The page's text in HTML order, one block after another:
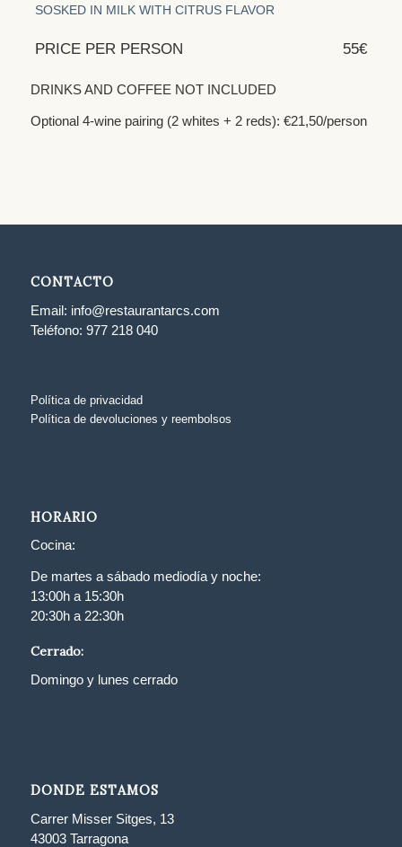
SOSKED IN MILK WITH CITRUS FLAVOR
PRICE PER PERSON 55€
DRINKS AND COFFEE NOT INCLUDED
Optional 4-wine pairing (2 whites + 2 reds): €21,50/person
CONTACTO
Email: info@restaurantarcs.com
Teléfono: 977 218 040
Política de privacidad
Política de devoluciones y reembolsos
HORARIO
Cocina:
De martes a sábado mediodía y noche:
13:00h a 15:30h
20:30h a 22:30h
Cerrado:
Domingo y lunes cerrado
DONDE ESTAMOS
Carrer Misser Sitges, 13
43003 Tarragona